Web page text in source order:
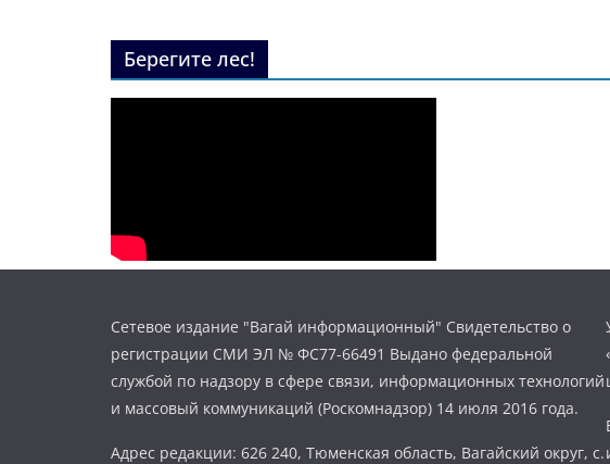
Берегите лес!
Сетевое издание "Вагай информационный" Свидетельство о
регистрации СМИ ЭЛ № ФС77-66491 Выдано федеральной
службой по надзору в сфере связи, информационных технологий
и массовый коммуникаций (Роскомнадзор) 14 июля 2016 года.
Адрес редакции: 626 240, Тюменская область, Вагайский округ, с.